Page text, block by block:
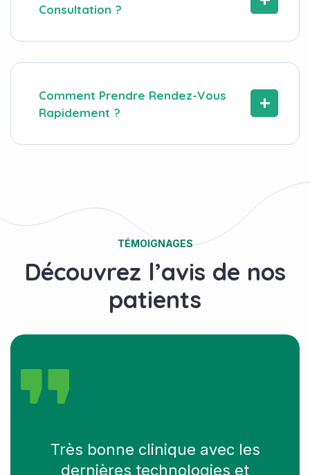
Consultation ?
Comment Prendre Rendez-Vous
Rapidement ?
TÉMOIGNAGES
Découvrez l’avis de nos
patients
Très bonne clinique avec les
dernières technologies et